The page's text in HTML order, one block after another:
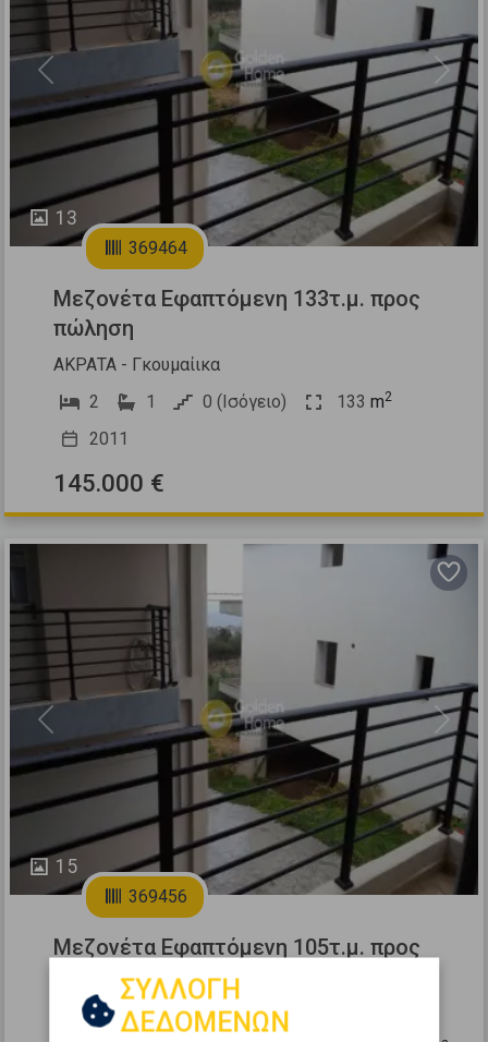
13
Previous Next
369464
Μεζονέτα Εφαπτόμενη 133τ.μ. προς
πώληση
ΑΚΡΑΤΑ - Γκουμαίικα
2
1 0 (Ισόγειο) 133 m2
2011
145.000 €
15
Previous Next
369456
Μεζονέτα Εφαπτόμενη 105τ.μ. προς
πώληση
ΑΚΡΑΤΑ - Γκουμαίικα
ΣΥΛΛΟΓΗ
ΔΕΔΟΜΕΝΩΝ